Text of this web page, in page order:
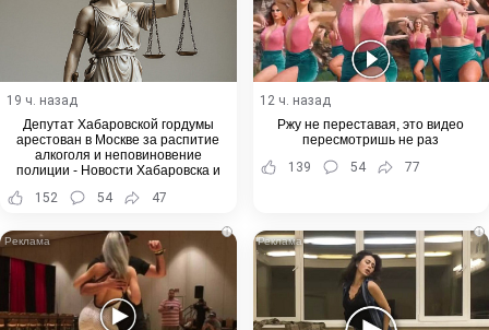
19 ч. назад
Депутат Хабаровской гордумы
арестован в Москве за распитие
алкоголя и неповиновение
полиции - Новости Хабаровска и
152 54 47
12 ч. назад
Ржу не переставая, это видео
пересмотришь не раз
139
54 77
i i